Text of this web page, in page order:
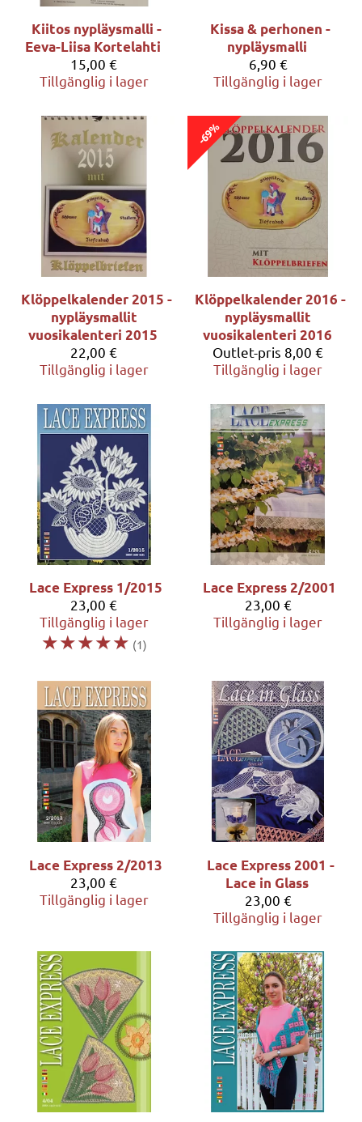
Kiitos nypläysmalli -
Eeva-Liisa Kortelahti
15,00 €
Tillgänglig i lager
Kissa & perhonen -
nypläysmalli
6,90 €
Tillgänglig i lager
Klöppelkalender 2015 -
nypläysmallit
vuosikalenteri 2015
22,00 €
Tillgänglig i lager
-69%
Klöppelkalender 2016 -
nypläysmallit
vuosikalenteri 2016
Outlet-pris 8,00 €
Tillgänglig i lager
Lace Express 1/2015
23,00 €
Tillgänglig i lager
☆☆☆☆☆ (1)
Lace Express 2/2001
23,00 €
Tillgänglig i lager
Lace Express 2/2013
23,00 €
Tillgänglig i lager
Lace Express 2001 -
Lace in Glass
23,00 €
Tillgänglig i lager